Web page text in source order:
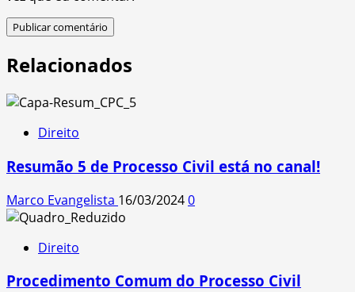
Relacionados
Direito
Resumão 5 de Processo Civil está no canal!
Marco Evangelista 16/03/20240
Direito
Procedimento Comum do Processo Civil